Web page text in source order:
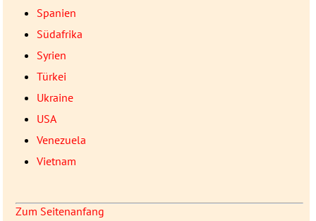
Spanien
Südafrika
Syrien
Türkei
Ukraine
USA
Venezuela
Vietnam
Zum Seitenanfang